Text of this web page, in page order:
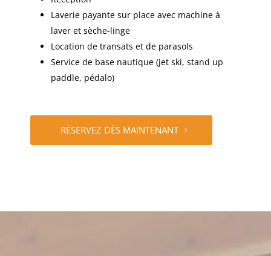
Laverie payante sur place avec machine à
laver et sèche-linge
Location de transats et de parasols
Service de base nautique (jet ski, stand up
paddle, pédalo)
RÉSERVEZ DÈS MAINTENANT